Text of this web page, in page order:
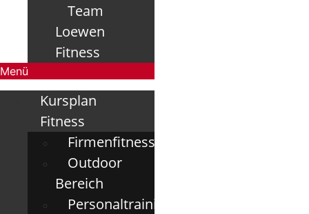
Team
Loewen
Fitness
Menü
Kursplan
Fitness
Firmenfitness
Outdoor
Bereich
Personaltraining